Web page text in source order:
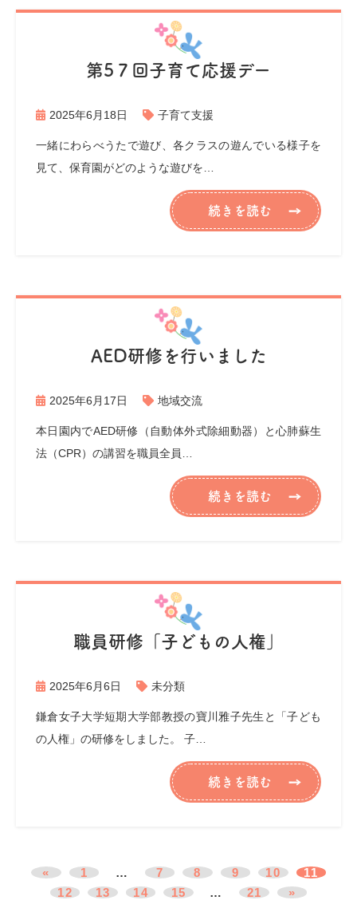
第5７回子育て応援デー
2025年6月18日 子育て支援
一緒にわらべうたで遊び、各クラスの遊んでいる様子を
見て、保育園がどのような遊びを…
続きを読む
AED研修を行いました
2025年6月17日 地域交流
本日園内でAED研修（自動体外式除細動器）と心肺蘇生
法（CPR）の講習を職員全員…
続きを読む
職員研修「子どもの人権」
2025年6月6日 未分類
鎌倉女子大学短期大学部教授の寶川雅子先生と「子ども
の人権」の研修をしました。 子…
続きを読む
« 1 … 7 8 9 10
11
12
13 14 15 … 21 »